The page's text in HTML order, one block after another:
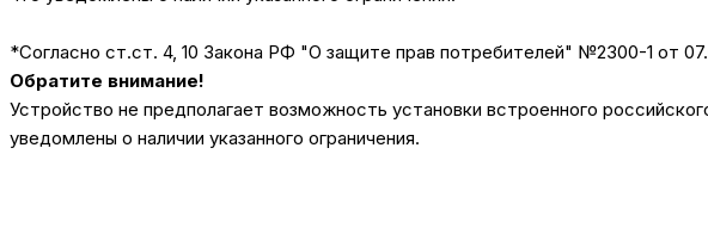
*Согласно ст.ст. 4, 10 Закона РФ "О защите прав потребителей" №2300-1 от
Обратите внимание!
Устройство не предполагает возможность установки встроенного
уведомлены о наличии указанного ограничения.